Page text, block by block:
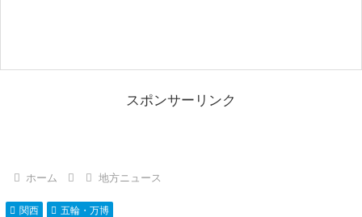
スポンサーリンク
ホーム 地方ニュース
関西 五輪・万博